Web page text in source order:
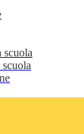
scuola